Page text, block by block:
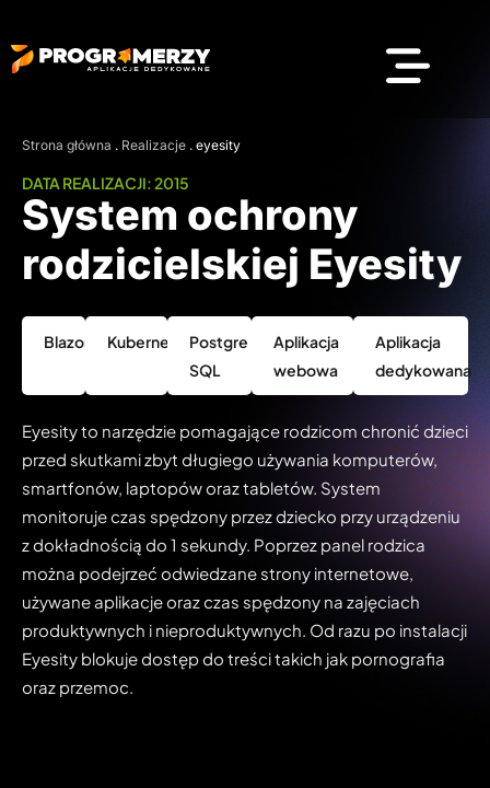
Strona główna . Realizacje . eyesity
DATA REALIZACJI: 2015
System ochrony
rodzicielskiej Eyesity
Blazor KubernetesPostgre
SQL
Aplikacja
webowa
Aplikacja
dedykowana
Eyesity to narzędzie pomagające rodzicom chronić dzieci
przed skutkami zbyt długiego używania komputerów,
smartfonów, laptopów oraz tabletów. System
monitoruje czas spędzony przez dziecko przy urządzeniu
z dokładnością do 1 sekundy. Poprzez panel rodzica
można podejrzeć odwiedzane strony internetowe,
używane aplikacje oraz czas spędzony na zajęciach
produktywnych i nieproduktywnych. Od razu po instalacji
Eyesity blokuje dostęp do treści takich jak pornografia
oraz przemoc.